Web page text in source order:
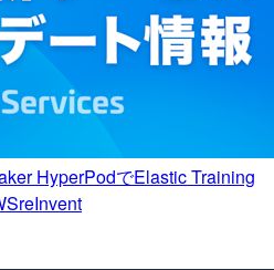
HyperPodでElastic Training